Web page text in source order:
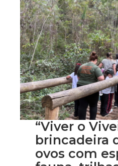
“Viver o
brincadeira
ovos com